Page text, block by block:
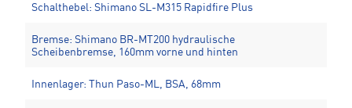
Schalthebel: Shimano SL-M315 Rapidfire Plus
Bremse: Shimano BR-MT200 hydraulische
Scheibenbremse, 160mm vorne und hinten
Innenlager: Thun Paso-ML, BSA, 68mm